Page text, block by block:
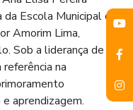
da Escola Municipal de
Amorim Lima,
Sob a liderança de
na
aprendizagem.